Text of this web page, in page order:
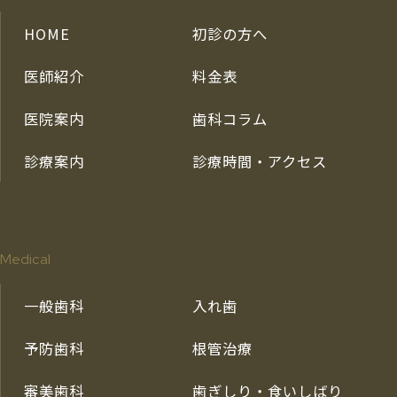
HOME
医師紹介
医院案内
診療案内
初診の方へ
料金表
歯科コラム
診療時間・アクセス
Medical
一般歯科
予防歯科
審美歯科
入れ歯
根管治療
歯ぎしり・食いしばり